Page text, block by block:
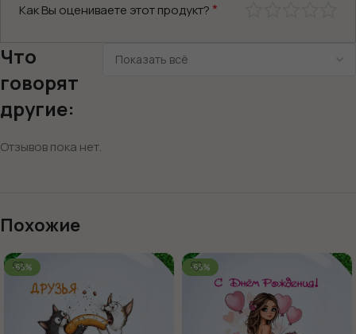
Как Вы оцениваете этот продукт? *
Что
говорят
другие:
Отзывов пока нет.
Похожие
-65% -65%